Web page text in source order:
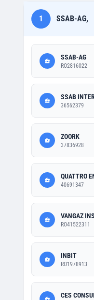
1 SSAB-AG,
SSAB-AG
RO2816022
SSAB
36562379
ZOORK
37836928
QUATTRO
40691347
VANGAZ
RO41522311
INBIT
RO1978913
CES